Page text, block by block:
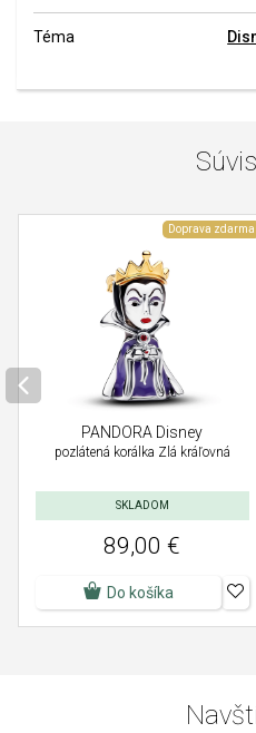
Téma
Doprava zdarma
PANDORA Disney
pozlátená korálka Zlá kráľovná
SKLADOM
89,00 €
Do košíka